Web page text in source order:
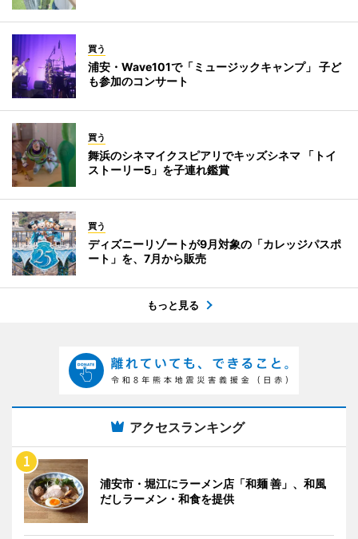
買う
浦安・Wave101で「ミュージックキャンプ」 子ど
も参加のコンサート
買う
舞浜のシネマイクスピアリでキッズシネマ 「トイ
ストーリー5」を子連れ鑑賞
買う
ディズニーリゾートが9月対象の「カレッジパスポ
ート」を、7月から販売
もっと見る
アクセスランキング
浦安市・堀江にラーメン店「和麺 善」、和風
だしラーメン・和食を提供